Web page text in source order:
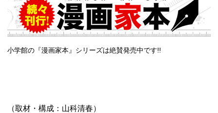
小学館の『漫画家本』シリーズは絶賛発売中です!!
（取材・構成：山科清春）